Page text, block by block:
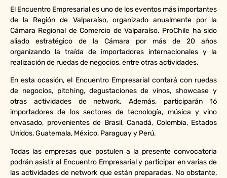
El Encuentro Empresarial es uno de los eventos más importantes
de la Región de Valparaíso, organizado anualmente por la
Cámara Regional de Comercio de Valparaíso. ProChile ha sido
aliado estratégico de la Cámara por más de 20 años
organizando la traída de importadores internacionales y la
realización de ruedas de negocios, entre otras actividades.
En esta ocasión, el Encuentro Empresarial contará con ruedas
de negocios, pitching, degustaciones de vinos, showcase y
otras actividades de network. Además, participarán 16
importadores de los sectores de tecnología, música y vino
envasado, provenientes de Brasil, Canadá, Colombia, Estados
Unidos, Guatemala, México, Paraguay y Perú.
Todas las empresas que postulen a la presente convocatoria
podrán asistir al Encuentro Empresarial y participar en varias de
las actividades de network que están preparadas. No obstante,